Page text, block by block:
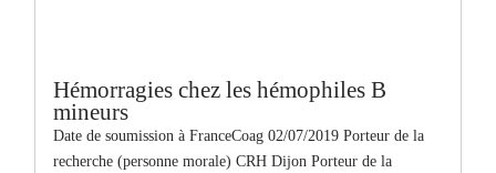
Hémorragies chez les hémophiles B
mineurs
Date de soumission à FranceCoag 02/07/2019 Porteur de la
recherche (personne morale) CRH Dijon Porteur de la